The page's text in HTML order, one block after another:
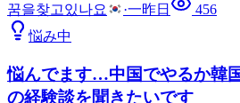
꿈을찾고있나요 ·一昨日
456
悩み中
悩んでます…中国でやるか韓
の経験談を聞きたいです